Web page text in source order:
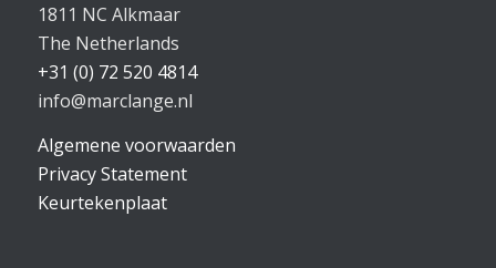
1811 NC Alkmaar
The Netherlands
+31 (0) 72 520 4814
info@marclange.nl
Algemene voorwaarden
Privacy Statement
Keurtekenplaat